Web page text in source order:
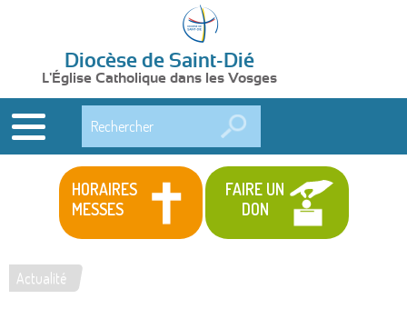
Diocèse de Saint-Dié
L'Église Catholique dans les Vosges
HORAIRES
MESSES
FAIRE UN
DON
Vous
Actualité